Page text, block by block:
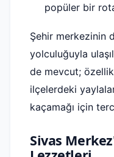
popüler bir
Şehir merkezinin
yolculuğuyla
de mevcut;
ilçelerdeki
kaçamağı için
Sivas